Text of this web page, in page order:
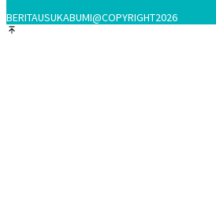
BERITAUSUKABUMI@COPYRIGHT2026